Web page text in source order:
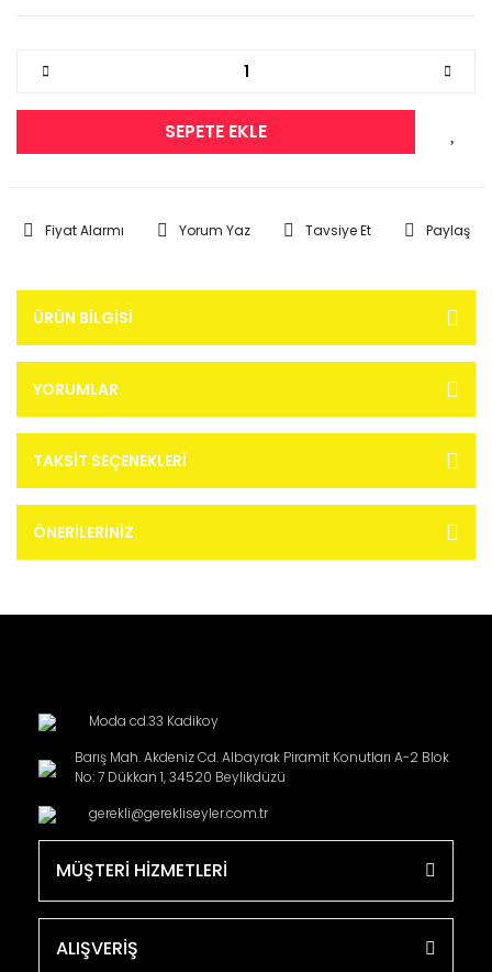
SEPETE EKLE
Fiyat Alarmı Yorum Yaz Tavsiye Et Paylaş
ÜRÜN BILGISI
YORUMLAR
TAKSIT SEÇENEKLERI
ÖNERILERINIZ
Moda cd.33 Kadikoy
Barış Mah. Akdeniz Cd. Albayrak Piramit Konutları A-2 Blok
No: 7 Dükkan 1, 34520 Beylikdüzü
gerekli@gerekliseyler.com.tr
MÜŞTERİ HİZMETLERİ
ALIŞVERİŞ